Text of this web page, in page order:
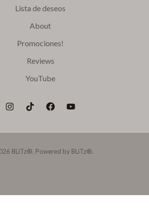
Lista de deseos
About
Promociones!
Reviews
YouTube
BLiTz®. Powered by BLiTz®.